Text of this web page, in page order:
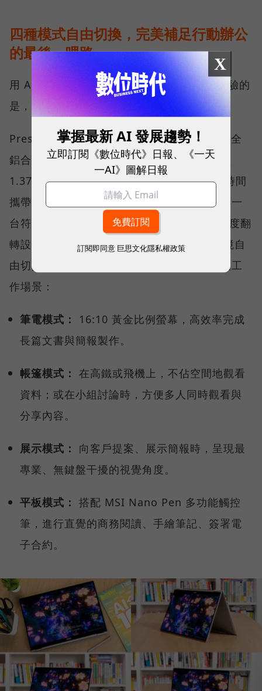
四種模式自由切換，完美補足行動辦公
的最後一哩路
用 AI 提升效率只是第一步，真正影響使用體驗的
是，筆電與人互動的每一個細節。
Prestige 14 Flip AI+ 採用全新的精工設計，全
鋁合金打造的纖薄機身搭配弧形圓角，重量僅
1.37 公斤，不僅兼具質感與耐用性，更讓長時間
攜帶變得更加舒適。值得特別一提的是，它是一
台符合行動工作需求的 2 in 1 AI 筆電，360 度翻
轉設計搭配觸控 OLED 螢幕，可依照不同情境自
由切換使用模式，完美對接商務工作者的四大工
作場景：
筆電模式：
16:10 黃金比例螢幕，高效率完成
長篇文書與簡報製作。
帳篷模式： 在高鐵或飛機上，不佔空間地觀看
資料；或在小組討論時，方便多人同時觀看與
分享內容。
展示模式：
向客戶提案、展示簡報時，呈現最
專業、無鍵盤干擾的視覺角度。
平板模式： 搭配 MSI Nano Pen 多功能觸控
筆，進行直覺的商務閱讀、手繪筆記、簽署電
子合約。
X
掌握最新 AI 發展趨勢！
立即訂閱《數位時代》日報、《一天
一AI》圖解日報
訂閱即同意 巨思文化隱私權政策